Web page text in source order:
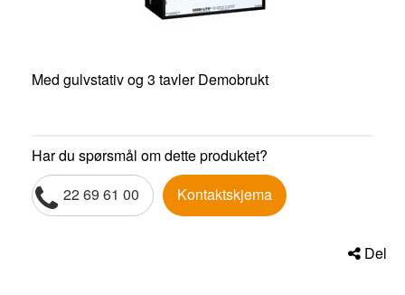
Med gulvstativ og 3 tavler Demobrukt
Har du spørsmål om dette produktet?
22 69 61 00
Kontaktskjema
Del